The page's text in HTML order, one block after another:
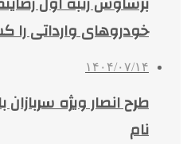
خودروهای وارداتی
۱۴۰۴/۰۷/۱۴
نام